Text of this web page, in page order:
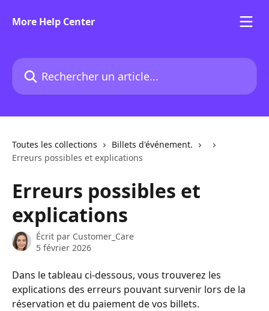
More Help Center
Rechercher un article...
Toutes les collections
Billets d'événement.
Erreurs possibles et explications
Erreurs possibles et
explications
Écrit par Customer_Care
5 février 2026
Dans le tableau ci-dessous, vous trouverez les
explications des erreurs pouvant survenir lors de la
réservation et du paiement de vos billets.